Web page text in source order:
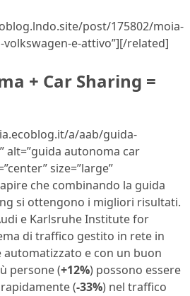
post/175802/moia-
e-attivo”][/related]
+ Car Sharing =
a/aab/guida-
alt=”guida autonoma car
size=”large”
che combinando la guida
si ottengono i migliori risultati.
e Karlsruhe Institute for
di traffico gestito in rete in
e con un buon
persone (+12%) possono essere
(-33%) nel traffico